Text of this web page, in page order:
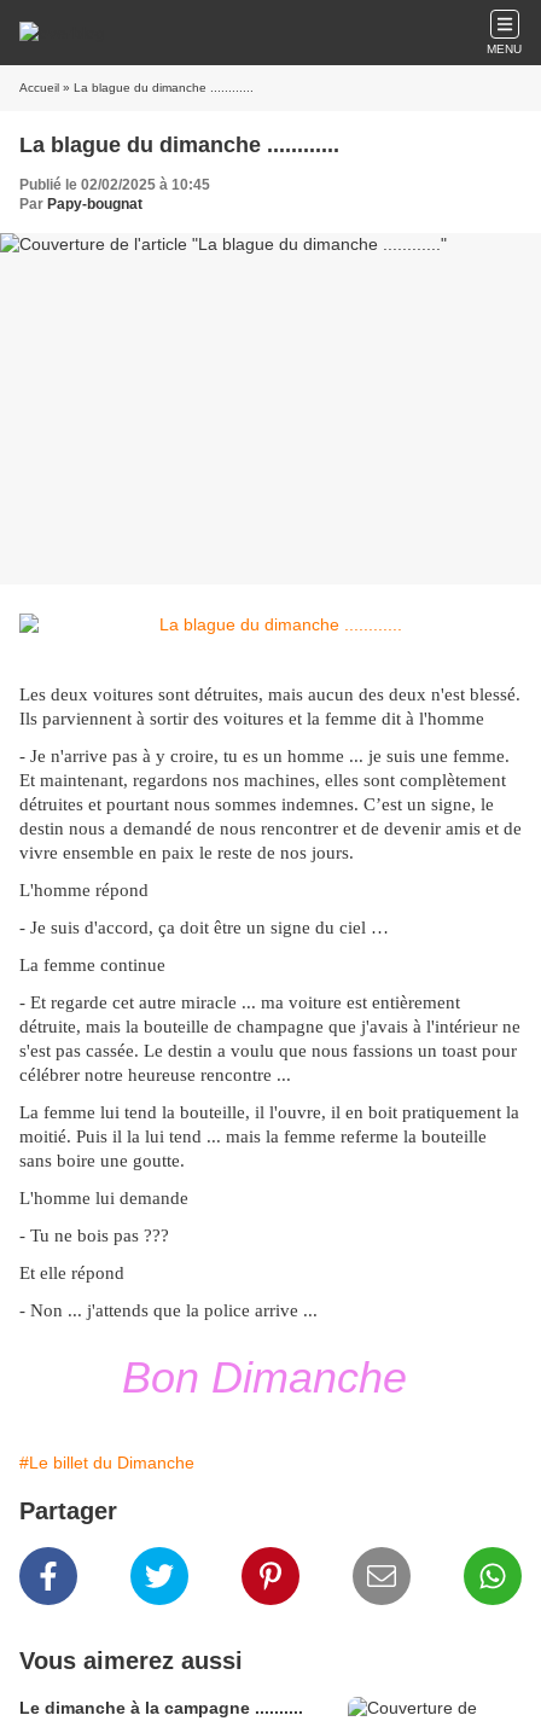
MENU
Accueil » La blague du dimanche ............
La blague du dimanche ............
Publié le 02/02/2025 à 10:45
Par Papy-bougnat
Les deux voitures sont détruites, mais aucun des deux n'est blessé.
Ils parviennent à sortir des voitures et la femme dit à l'homme
- Je n'arrive pas à y croire, tu es un homme ... je suis une femme.
Et maintenant, regardons nos machines, elles sont complètement
détruites et pourtant nous sommes indemnes. C’est un signe, le
destin nous a demandé de nous rencontrer et de devenir amis et de
vivre ensemble en paix le reste de nos jours.
L'homme répond
- Je suis d'accord, ça doit être un signe du ciel …
La femme continue
- Et regarde cet autre miracle ... ma voiture est entièrement
détruite, mais la bouteille de champagne que j'avais à l'intérieur ne
s'est pas cassée. Le destin a voulu que nous fassions un toast pour
célébrer notre heureuse rencontre ...
La femme lui tend la bouteille, il l'ouvre, il en boit pratiquement la
moitié. Puis il la lui tend ... mais la femme referme la bouteille
sans boire une goutte.
L'homme lui demande
- Tu ne bois pas ???
Et elle répond
- Non ... j'attends que la police arrive ...
Bon Dimanche
#Le billet du Dimanche
Partager
Vous aimerez aussi
Le dimanche à la campagne ..........